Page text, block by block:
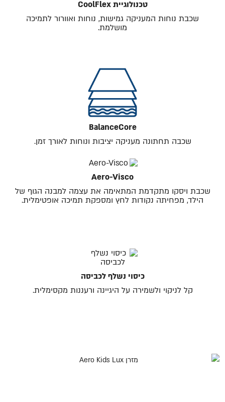
טכנולוגיית CoolFlex
שכבת נוחות המעניקה גמישות, נוחות ואוורור לתמיכה
מושלמת.
BalanceCore
שכבה תחתונה מעניקה יציבות ונוחות לאורך זמן.
Aero-Visco
שכבת ויסקו מתקדמת המתאימה את עצמה למבנה הגוף של
הילד, מפחיתה נקודות לחץ ומספקת תמיכה אופטימלית.
כיסוי נשלף לכביסה
קל לניקוי ולשמירה על היגיינה ורעננות מקסימלית.